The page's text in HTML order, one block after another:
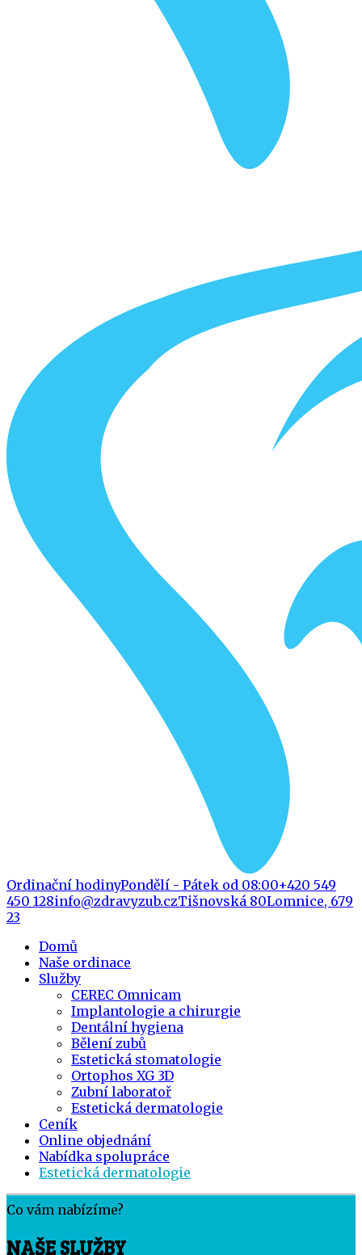
Ordinační hodinyPondělí - Pátek od 08:00+420 549
450 128info@zdravyzub.czTišnovská 80Lomnice, 679
23
Domů
Naše ordinace
Služby
CEREC Omnicam
Implantologie a chirurgie
Dentální hygiena
Bělení zubů
Estetická stomatologie
Ortophos XG 3D
Zubní laboratoř
Estetická dermatologie
Ceník
Online objednání
Nabídka spolupráce
Estetická dermatologie
Co vám nabízíme?
NAŠE SLUŽBY